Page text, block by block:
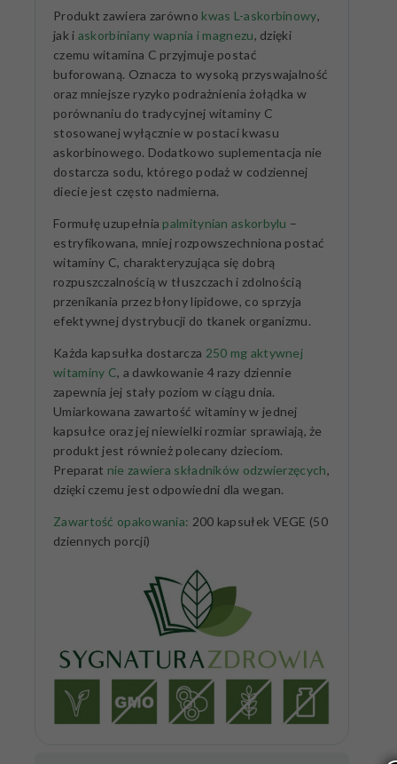
Produkt zawiera zarówno kwas L-askorbinowy,
jak i askorbiniany wapnia i magnezu, dzięki
czemu witamina C przyjmuje postać
buforowaną. Oznacza to wysoką przyswajalność
oraz mniejsze ryzyko podrażnienia żołądka w
porównaniu do tradycyjnej witaminy C
stosowanej wyłącznie w postaci kwasu
askorbinowego. Dodatkowo suplementacja nie
dostarcza sodu, którego podaż w codziennej
diecie jest często nadmierna.
Formułę uzupełnia palmitynian askorbylu –
estryfikowana, mniej rozpowszechniona postać
witaminy C, charakteryzująca się dobrą
rozpuszczalnością w tłuszczach i zdolnością
przenikania przez błony lipidowe, co sprzyja
efektywnej dystrybucji do tkanek organizmu.
Każda kapsułka dostarcza 250 mg aktywnej
witaminy C, a dawkowanie 4 razy dziennie
zapewnia jej stały poziom w ciągu dnia.
Umiarkowana zawartość witaminy w jednej
kapsułce oraz jej niewielki rozmiar sprawiają, że
produkt jest również polecany dzieciom.
Preparat nie zawiera składników odzwierzęcych,
dzięki czemu jest odpowiedni dla wegan.
Zawartość opakowania: 200 kapsułek VEGE (50
dziennych porcji)